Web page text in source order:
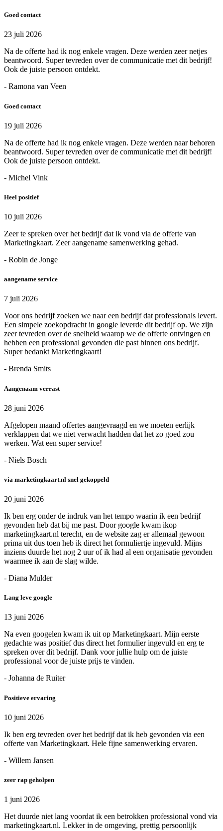
Goed contact
23 juli 2026
Na de offerte had ik nog enkele vragen. Deze werden zeer netjes
beantwoord. Super tevreden over de communicatie met dit bedrijf!
Ook de juiste persoon ontdekt.
- Ramona van Veen
Goed contact
19 juli 2026
Na de offerte had ik nog enkele vragen. Deze werden naar behoren
beantwoord. Super tevreden over de communicatie met dit bedrijf!
Ook de juiste persoon ontdekt.
- Michel Vink
Heel positief
10 juli 2026
Zeer te spreken over het bedrijf dat ik vond via de offerte van
Marketingkaart. Zeer aangename samenwerking gehad.
- Robin de Jonge
aangename service
7 juli 2026
Voor ons bedrijf zoeken we naar een bedrijf dat professionals levert.
Een simpele zoekopdracht in google leverde dit bedrijf op. We zijn
zeer tevreden over de snelheid waarop we de offerte ontvingen en
hebben een professional gevonden die past binnen ons bedrijf.
Super bedankt Marketingkaart!
- Brenda Smits
Aangenaam verrast
28 juni 2026
Afgelopen maand offertes aangevraagd en we moeten eerlijk
verklappen dat we niet verwacht hadden dat het zo goed zou
werken. Wat een super service!
- Niels Bosch
via marketingkaart.nl snel gekoppeld
20 juni 2026
Ik ben erg onder de indruk van het tempo waarin ik een bedrijf
gevonden heb dat bij me past. Door google kwam ikop
marketingkaart.nl terecht, en de website zag er allemaal gewoon
prima uit dus toen heb ik direct het formuliertje ingevuld. Mijns
inziens duurde het nog 2 uur of ik had al een organisatie gevonden
waarmee ik aan de slag wilde.
- Diana Mulder
Lang leve google
13 juni 2026
Na even googelen kwam ik uit op Marketingkaart. Mijn eerste
gedachte was positief dus direct het formulier ingevuld en erg te
spreken over dit bedrijf. Dank voor jullie hulp om de juiste
professional voor de juiste prijs te vinden.
- Johanna de Ruiter
Positieve ervaring
10 juni 2026
Ik ben erg tevreden over het bedrijf dat ik heb gevonden via een
offerte van Marketingkaart. Hele fijne samenwerking ervaren.
- Willem Jansen
zeer rap geholpen
1 juni 2026
Het duurde niet lang voordat ik een betrokken professional vond via
marketingkaart.nl. Lekker in de omgeving, prettig persoonlijk